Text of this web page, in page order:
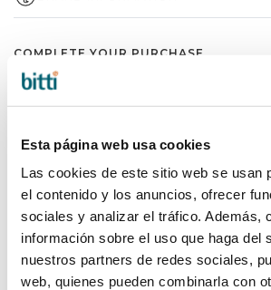
Esta página web usa cookies
Las cookies de este sitio web se usan
el contenido y los anuncios, ofrecer
sociales y analizar el tráfico. Además,
información sobre el uso que haga del
nuestros partners de redes sociales,
web, quienes pueden combinarla con
COMPLETE YOUR PURCHASE